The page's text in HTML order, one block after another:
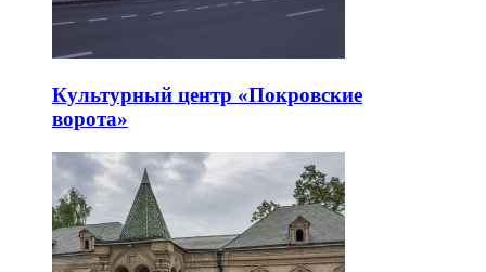
Культурный центр «Покровские
ворота»